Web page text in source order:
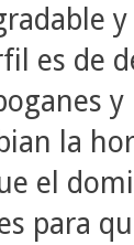
es de
la
el
para